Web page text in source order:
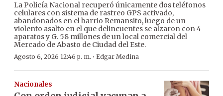
La Policía Nacional recuperó únicamente dos teléfonos
celulares con sistema de rastreo GPS activado,
abandonados en el barrio Remansito, luego de un
violento asalto en el que delincuentes se alzaron con 4
aparatos y G. 58 millones de un local comercial del
Mercado de Abasto de Ciudad del Este.
Agosto 6, 2026 12:46 p. m. · Edgar Medina
Nacionales